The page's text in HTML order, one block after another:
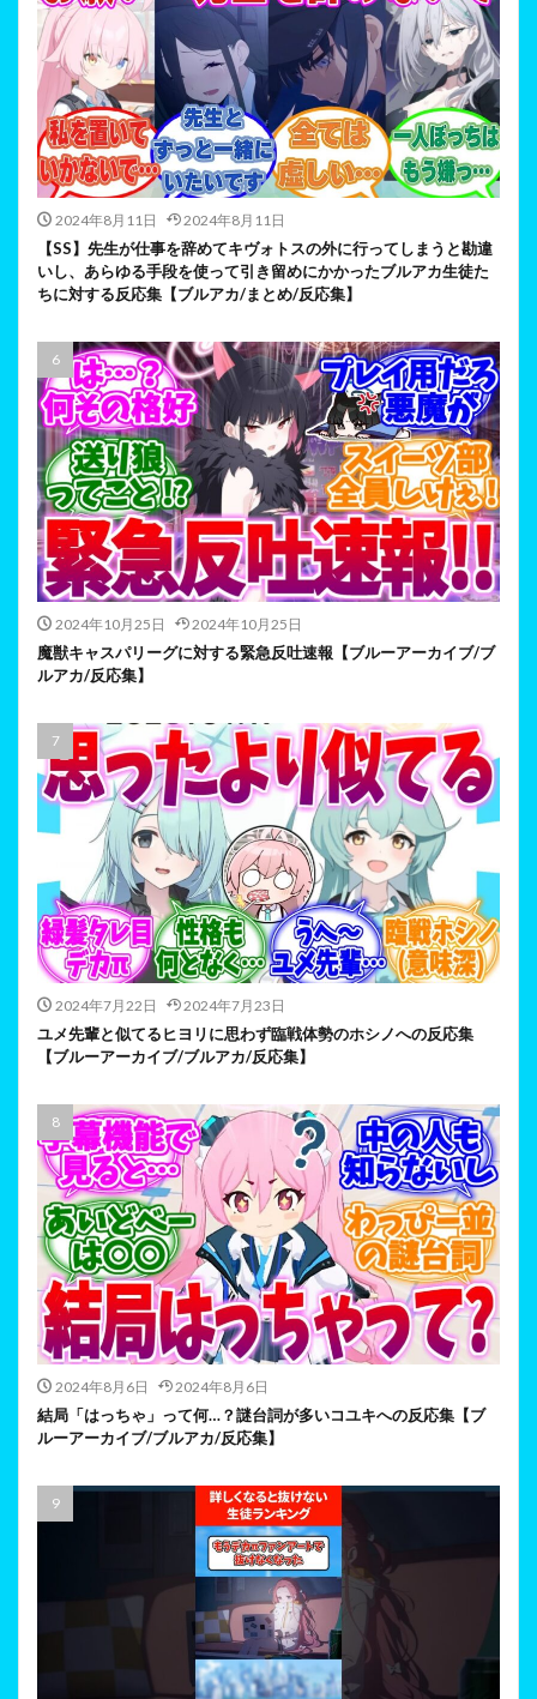
2024年8月11日 2024年8月11日
【SS】先生が仕事を辞めてキヴォトスの外に行ってしまうと勘違
いし、あらゆる手段を使って引き留めにかかったブルアカ生徒た
ちに対する反応集【ブルアカ/まとめ/反応集】
2024年10月25日 2024年10月25日
魔獣キャスパリーグに対する緊急反吐速報【ブルーアーカイブ/ブ
ルアカ/反応集】
2024年7月22日 2024年7月23日
ユメ先輩と似てるヒヨリに思わず臨戦体勢のホシノへの反応集
【ブルーアーカイブ/ブルアカ/反応集】
2024年8月6日 2024年8月6日
結局「はっちゃ」って何…？謎台詞が多いコユキへの反応集【ブ
ルーアーカイブ/ブルアカ/反応集】